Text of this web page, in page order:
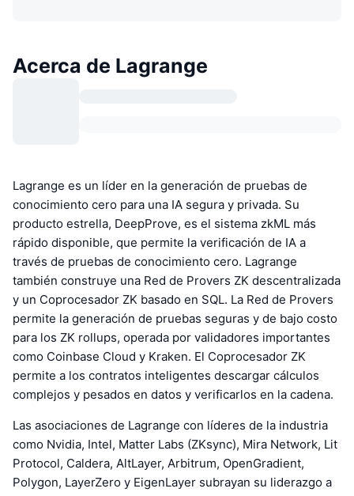
Acerca de Lagrange
Lagrange es un líder en la generación de pruebas de
conocimiento cero para una IA segura y privada. Su
producto estrella, DeepProve, es el sistema zkML más
rápido disponible, que permite la verificación de IA a
través de pruebas de conocimiento cero. Lagrange
también construye una Red de Provers ZK descentralizada
y un Coprocesador ZK basado en SQL. La Red de Provers
permite la generación de pruebas seguras y de bajo costo
para los ZK rollups, operada por validadores importantes
como Coinbase Cloud y Kraken. El Coprocesador ZK
permite a los contratos inteligentes descargar cálculos
complejos y pesados en datos y verificarlos en la cadena.
Las asociaciones de Lagrange con líderes de la industria
como Nvidia, Intel, Matter Labs (ZKsync), Mira Network, Lit
Protocol, Caldera, AltLayer, Arbitrum, OpenGradient,
Polygon, LayerZero y EigenLayer subrayan su liderazgo a